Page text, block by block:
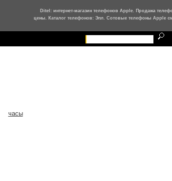
Ditel: интернет-магазин телефонов Apple. Продажа
цены. Каталог телефонов: Эпл. Сотовые телефоны Apple
часы